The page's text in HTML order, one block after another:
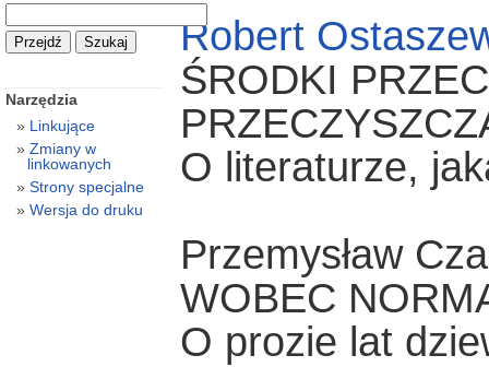
Robert
ŚRODKI
O literaturze,
Przemysław
WOBEC
O prozie lat
Narzędzia
Linkujące
Zmiany w
linkowanych
Strony specjalne
Wersja do druku